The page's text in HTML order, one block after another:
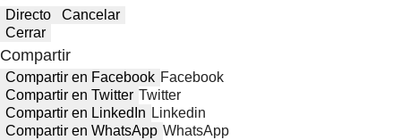
Directo
Cancelar
Cerrar
Compartir
Compartir en Facebook Facebook
Compartir en Twitter Twitter
Compartir en LinkedIn Linkedin
Compartir en WhatsApp WhatsApp